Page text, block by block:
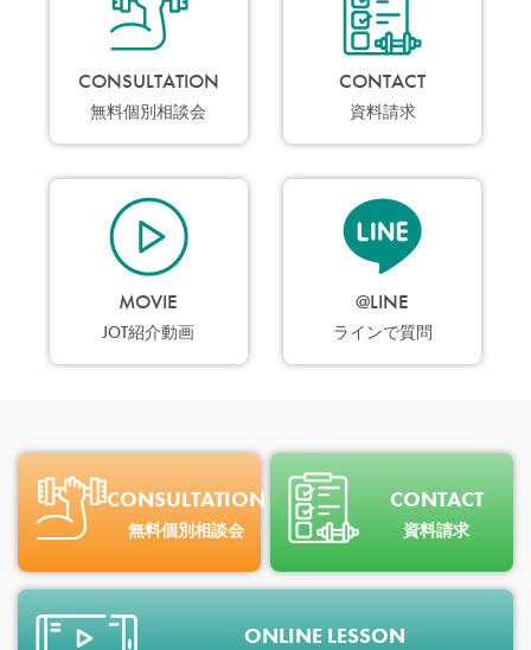
CONSULTATION
無料個別相談会
CONTACT
資料請求
MOVIE
JOT紹介動画
@LINE
ラインで質問
CONSULTATION
無料個別相談会
CONTACT
資料請求
ONLINE LESSON